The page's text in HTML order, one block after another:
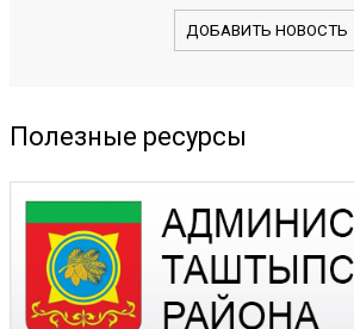
ДОБАВИТЬ НОВОСТЬ
Полезные ресурсы